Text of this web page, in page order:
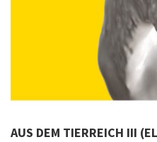
AUS DEM TIERREICH III